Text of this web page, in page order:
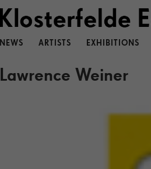
NEWS ARTISTS EXHIBITIONS
Lawrence Weiner